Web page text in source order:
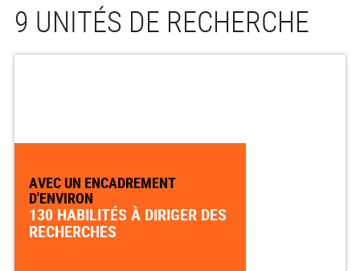
9 UNITÉS DE RECHERCHE
AVEC UN ENCADREMENT
D'ENVIRON
130 HABILITÉS À DIRIGER DES
RECHERCHES